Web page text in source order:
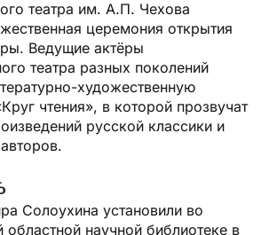
театра им. А.П. Чехова
церемония открытия
Ведущие актёры
театра разных поколений
художественную
чтения», в которой прозвучат
русской классики и
Солоухина установили во
научной библиотеке в